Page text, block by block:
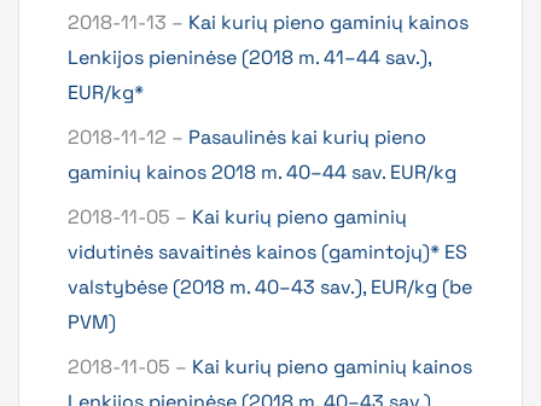
2018-11-13 – Kai kurių pieno gaminių kainos
Lenkijos pieninėse (2018 m. 41–44 sav.),
EUR/kg*
2018-11-12 – Pasaulinės kai kurių pieno
gaminių kainos 2018 m. 40–44 sav. EUR/kg
2018-11-05 – Kai kurių pieno gaminių
vidutinės savaitinės kainos (gamintojų)* ES
valstybėse (2018 m. 40–43 sav.), EUR/kg (be
PVM)
2018-11-05 – Kai kurių pieno gaminių kainos